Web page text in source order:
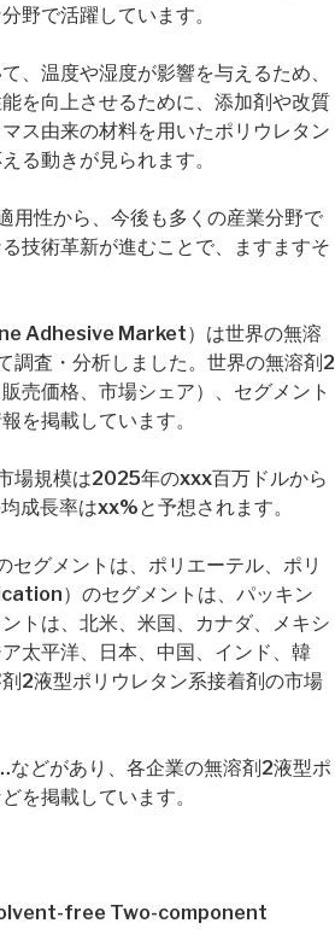
野で活躍しています。
、温度や湿度が影響を与えるため、
を向上させるために、添加剤や改質
ス由来の材料を用いたポリウレタン
る動きが見られます。
用性から、今後も多くの産業分野で
技術革新が進むことで、ますますそ
Adhesive Market）は世界の無溶
調査・分析しました。世界の無溶剤2
売価格、市場シェア）、セグメント
を掲載しています。
場規模は2025年のxxx百万ドルから
成長率はxx%と予想されます。
グメントは、ポリエーテル、ポリ
）のセグメントは、パッキン
トは、北米、米国、カナダ、メキシ
太平洋、日本、中国、インド、韓
2液型ポリウレタン系接着剤の市場
どがあり、各企業の無溶剤2液型ポ
を掲載しています。
free Two-component